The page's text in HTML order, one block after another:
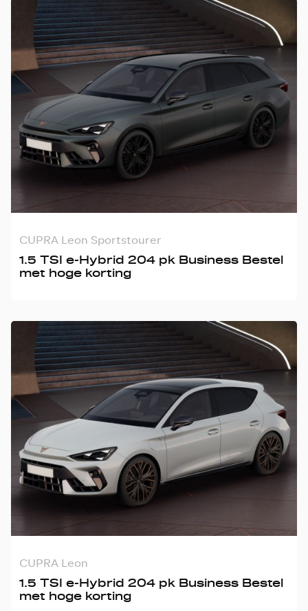
CUPRA Leon Sportstourer
1.5 TSI e-Hybrid 204 pk Business Bestel
met hoge korting
CUPRA Leon
1.5 TSI e-Hybrid 204 pk Business Bestel
met hoge korting